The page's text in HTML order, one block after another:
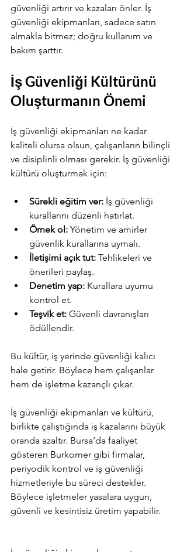
güvenliği artırır ve kazaları önler. İş
güvenliği ekipmanları, sadece satın
almakla bitmez; doğru kullanım ve
bakım şarttır.
İş Güvenliği Kültürünü
Oluşturmanın Önemi
İş güvenliği ekipmanları ne kadar
kaliteli olursa olsun, çalışanların bilinçli
ve disiplinli olması gerekir. İş güvenliği
kültürü oluşturmak için:
Sürekli eğitim ver: İş güvenliği
kurallarını düzenli hatırlat.
Örnek ol: Yönetim ve amirler
güvenlik kurallarına uymalı.
İletişimi açık tut: Tehlikeleri ve
önerileri paylaş.
Denetim yap: Kurallara uyumu
kontrol et.
Teşvik et: Güvenli davranışları
ödüllendir.
Bu kültür, iş yerinde güvenliği kalıcı
hale getirir. Böylece hem çalışanlar
hem de işletme kazançlı çıkar.
İş güvenliği ekipmanları ve kültürü,
birlikte çalıştığında iş kazalarını büyük
oranda azaltır. Bursa’da faaliyet
gösteren Burkomer gibi firmalar,
periyodik kontrol ve iş güvenliği
hizmetleriyle bu süreci destekler.
Böylece işletmeler yasalara uygun,
güvenli ve kesintisiz üretim yapabilir.